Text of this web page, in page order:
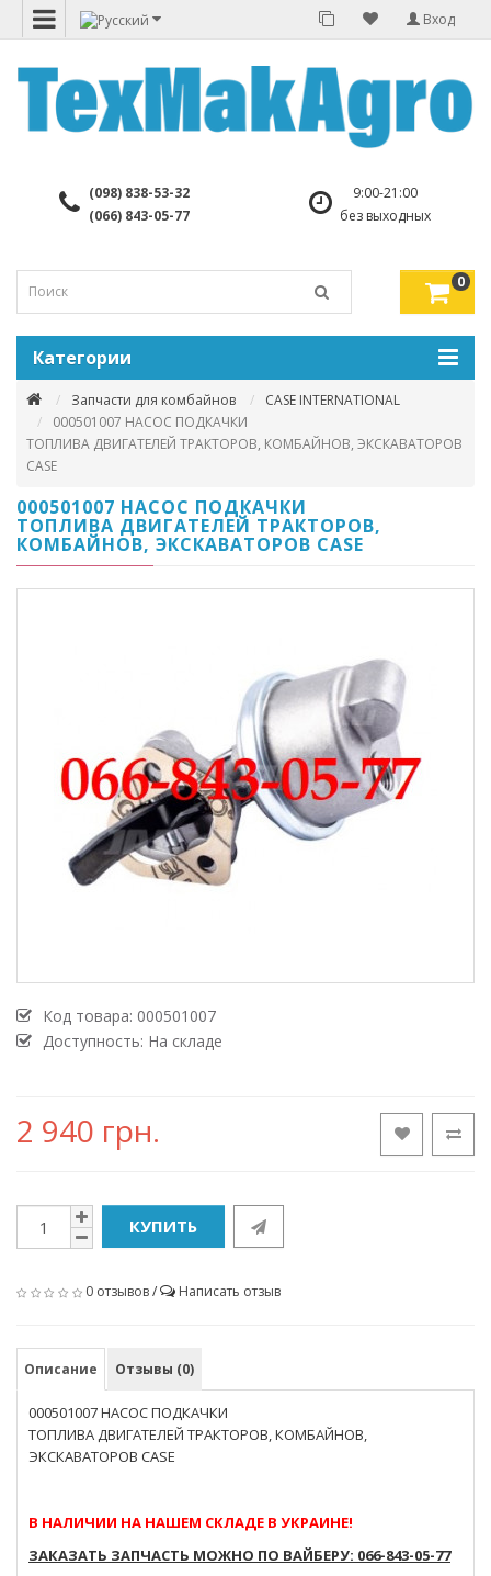
Вход
(098) 838-53-32
(066) 843-05-77
9:00-21:00
без выходных
0
Категории
Запчасти для комбайнов
CASE INTERNATIONAL
000501007 НАСОС ПОДКАЧКИ
ТОПЛИВА ДВИГАТЕЛЕЙ ТРАКТОРОВ, КОМБАЙНОВ, ЭКСКАВАТОРОВ
CASE
000501007 НАСОС ПОДКАЧКИ
ТОПЛИВА ДВИГАТЕЛЕЙ ТРАКТОРОВ,
КОМБАЙНОВ, ЭКСКАВАТОРОВ CASE
Код товара: 000501007
Доступность: На складе
2 940 грн.
КУПИТЬ
0 отзывов/ Написать отзыв
Описание Отзывы (0)
000501007 НАСОС ПОДКАЧКИ
ТОПЛИВА ДВИГАТЕЛЕЙ ТРАКТОРОВ, КОМБАЙНОВ,
ЭКСКАВАТОРОВ CASE
В НАЛИЧИИ НА НАШЕМ СКЛАДЕ В УКРАИНЕ!
ЗАКАЗАТЬ ЗАПЧАСТЬ МОЖНО ПО ВАЙБЕРУ: 066-843-05-77